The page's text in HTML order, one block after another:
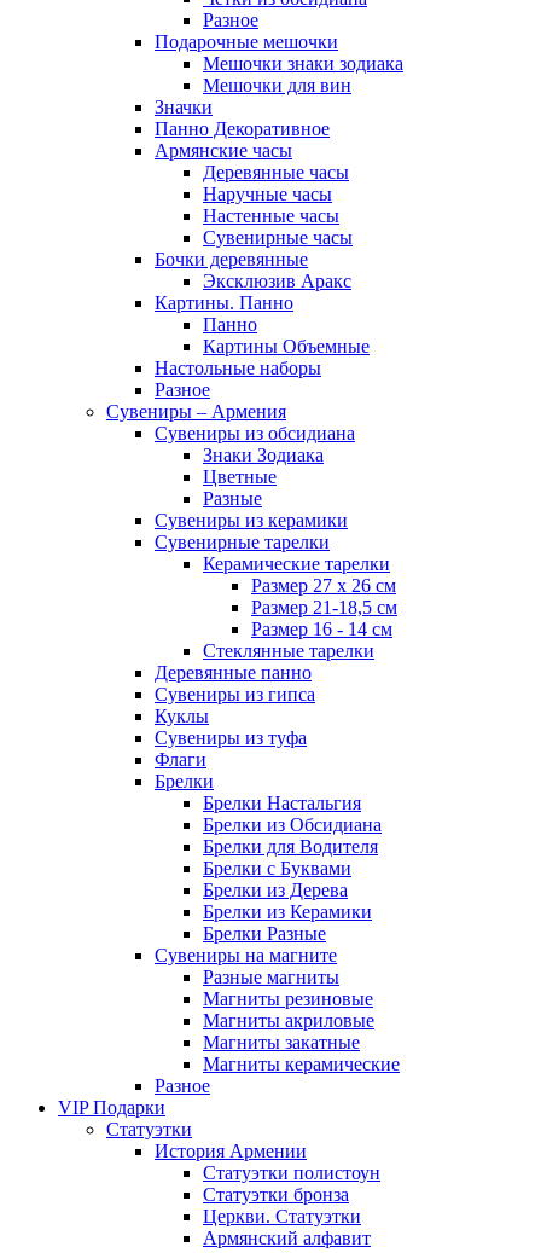
Разное
Подарочные мешочки
Мешочки знаки зодиака
Мешочки для вин
Значки
Панно Декоративное
Армянские часы
Деревянные часы
Наручные часы
Настенные часы
Сувенирные часы
Бочки деревянные
Эксклюзив Аракс
Картины. Панно
Панно
Картины Объемные
Настольные наборы
Разное
Сувениры – Армения
Сувениры из обсидиана
Знаки Зодиака
Цветные
Разные
Сувениры из керамики
Сувенирные тарелки
Керамические тарелки
Размер 27 х 26 см
Размер 21-18,5 см
Размер 16 - 14 см
Стеклянные тарелки
Деревянные панно
Сувениры из гипса
Куклы
Сувениры из туфа
Флаги
Брелки
Брелки Настальгия
Брелки из Обсидиана
Брелки для Водителя
Брелки с Буквами
Брелки из Дерева
Брелки из Керамики
Брелки Разные
Сувениры на магните
Разные магниты
Магниты резиновые
Магниты акриловые
Магниты закатные
Магниты керамические
Разное
VIP Подарки
Статуэтки
История Армении
Статуэтки полистоун
Статуэтки бронза
Церкви. Статуэтки
Армянский алфавит